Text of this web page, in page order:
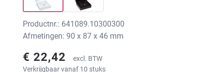
Productnr.: 641089.10300300
Afmetingen: 90 x 87 x 46 mm
€ 22,42
excl. BTW
Verkrijgbaar vanaf 10 stuks